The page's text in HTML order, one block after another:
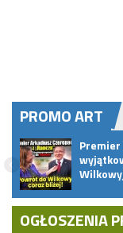
PROMO ART
Premier
OGŁOSZENIA